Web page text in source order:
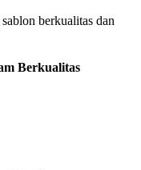
berkualitas dan
Berkualitas